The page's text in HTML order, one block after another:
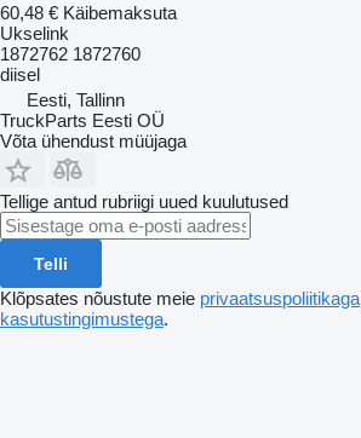
60,48 € Käibemaksuta
Ukselink
1872762 1872760
diisel
Eesti, Tallinn
TruckParts Eesti OÜ
Võta ühendust müüjaga
Tellige antud rubriigi uued kuulutused
Telli
Klõpsates nõustute meie privaatsuspoliitikaga
kasutustingimustega.